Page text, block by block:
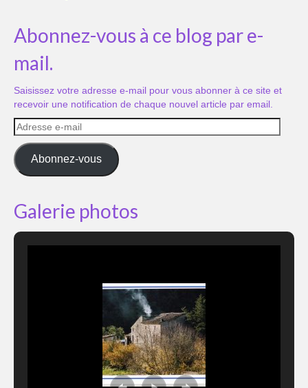
Abonnez-vous à ce blog par e-
mail.
Saisissez votre adresse e-mail pour vous abonner à ce site et
recevoir une notification de chaque nouvel article par email.
Adresse
e-
mail
Abonnez-vous
Galerie photos